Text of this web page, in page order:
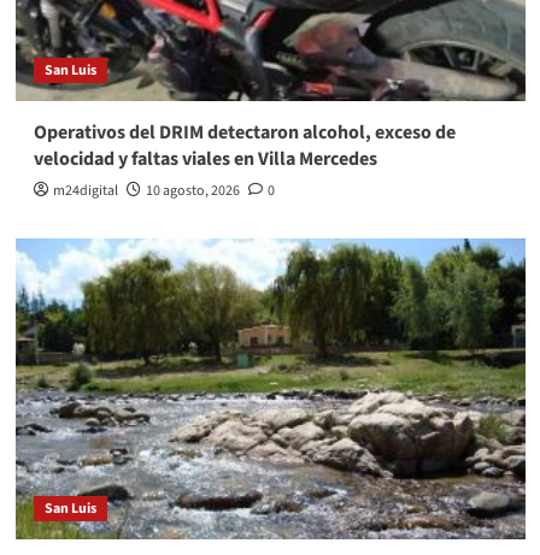
San Luis
Operativos del DRIM detectaron alcohol, exceso de
velocidad y faltas viales en Villa Mercedes
m24digital 10 agosto, 2026 0
San Luis